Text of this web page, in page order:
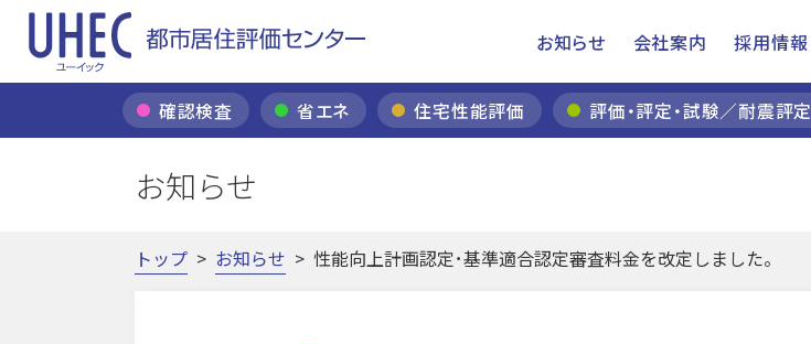
お知らせ 会社案内 採用情報
確認検査 省エネ 住宅性能評価 評価・評定・試験／耐震評定
お知らせ
トップ > お知らせ > 性能向上計画認定･基準適合認定審査料金を改定しました。